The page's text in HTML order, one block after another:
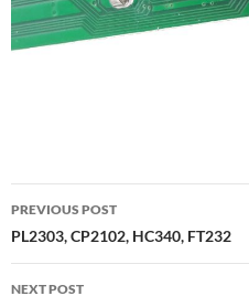
Post
navigation
PREVIOUS POST
PL2303, CP2102, HC340, FT232
NEXT POST